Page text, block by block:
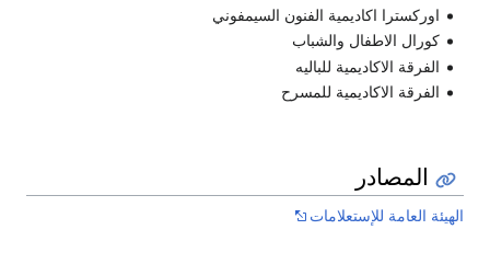
اوركسترا اكاديمية الفنون السيمفوني
كورال الاطفال والشباب
الفرقة الاكاديمية للباليه
الفرقة الاكاديمية للمسرح
المصادر
الهيئة العامة للإستعلامات